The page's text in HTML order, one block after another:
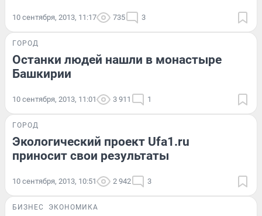
10 сентября, 2013, 11:17 735 3
ГОРОД
Останки людей нашли в монастыре
Башкирии
10 сентября, 2013, 11:01 3 911 1
ГОРОД
Экологический проект Ufa1.ru
приносит свои результаты
10 сентября, 2013, 10:51 2 942 3
БИЗНЕС ЭКОНОМИКА